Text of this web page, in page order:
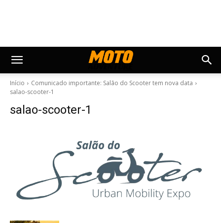
Início
Comunicado importante: Salão do Scooter tem nova data
salao-scooter-1
salao-scooter-1